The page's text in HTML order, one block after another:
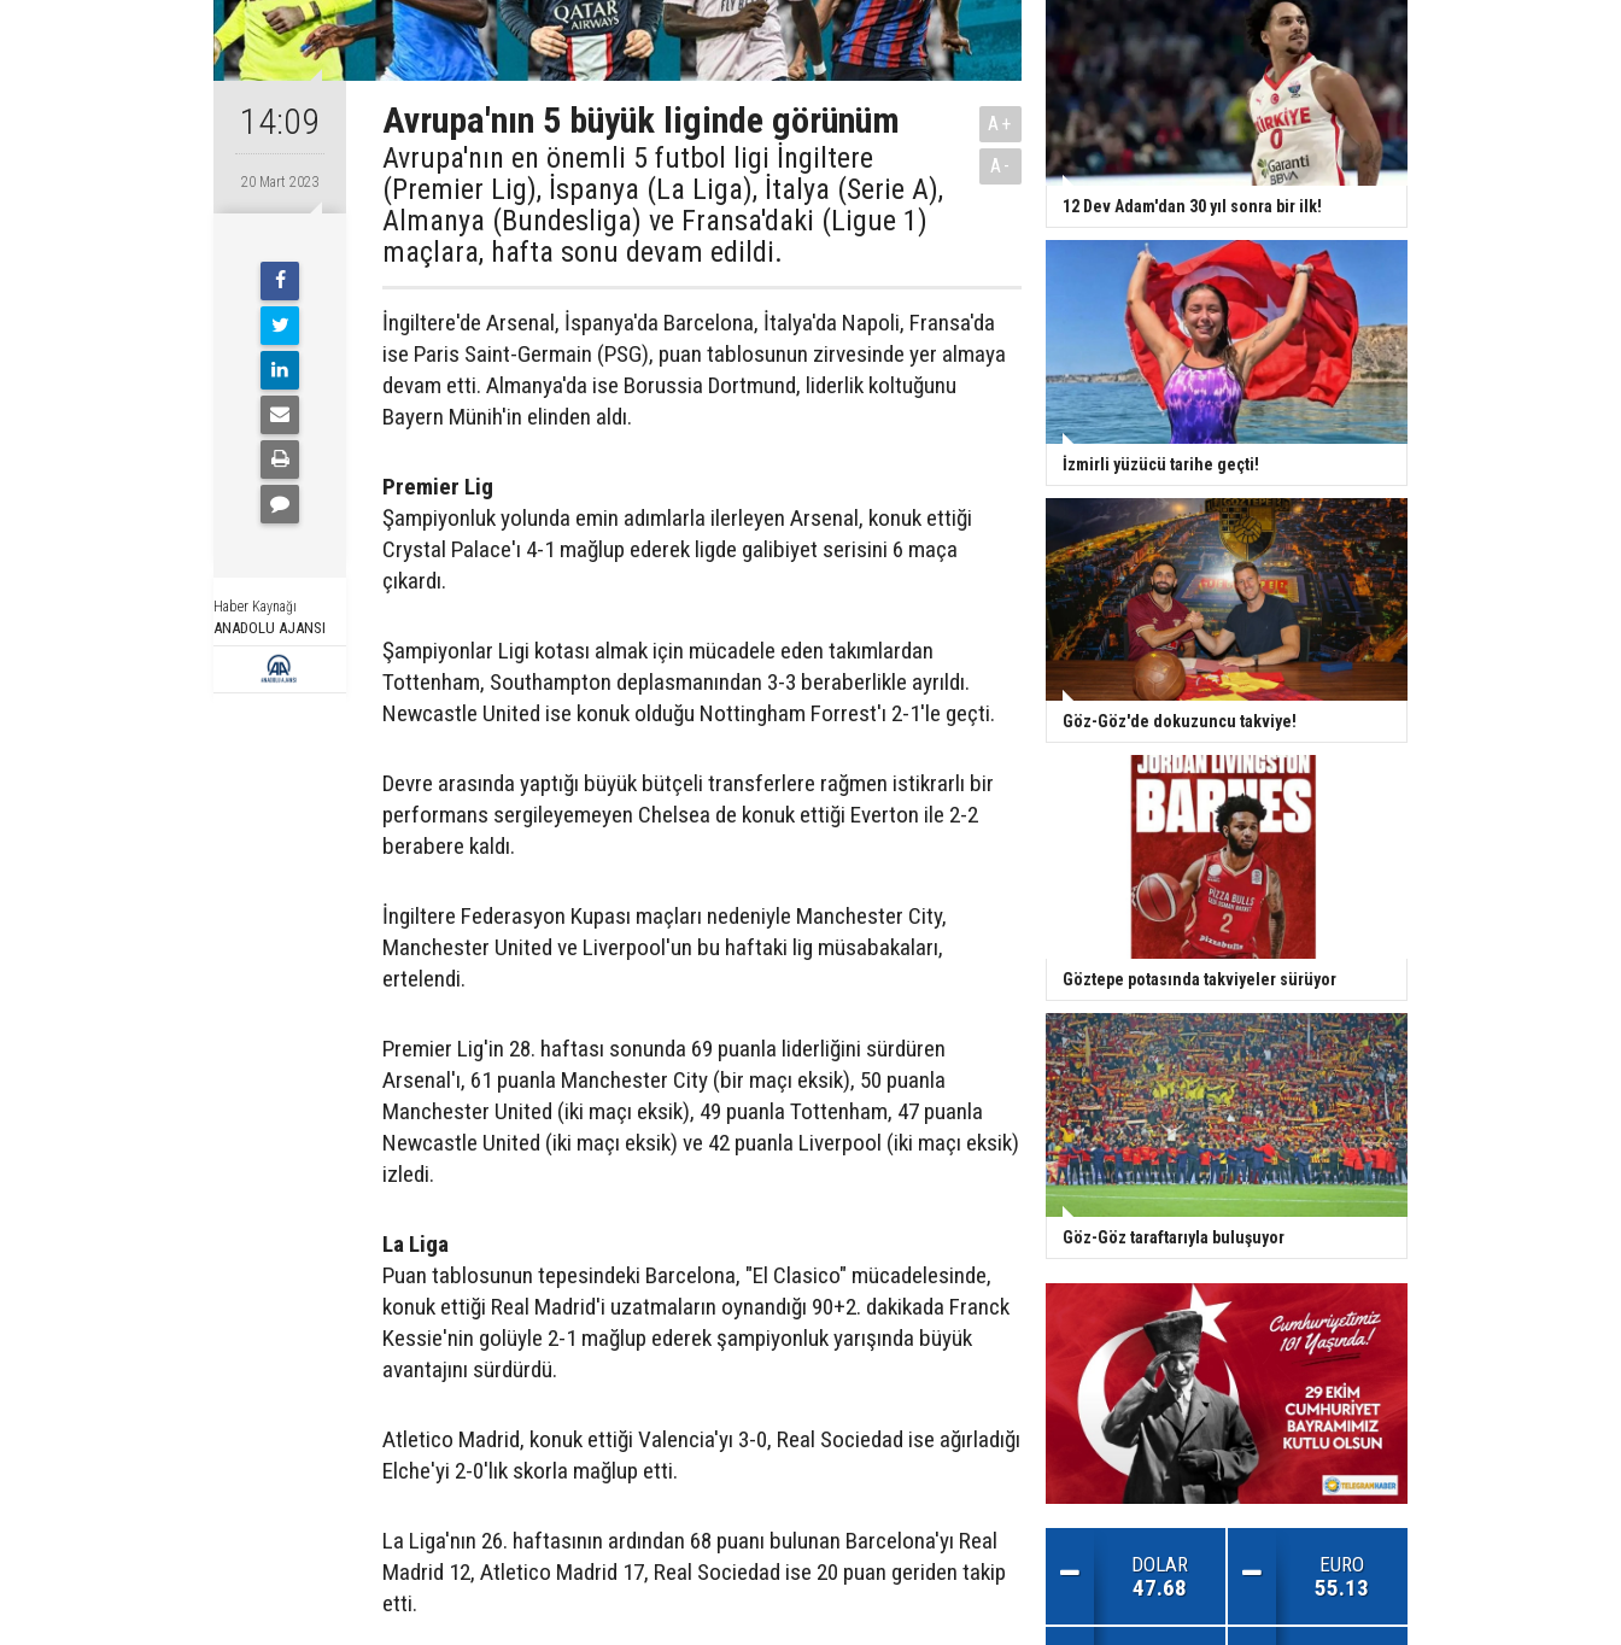
14:09
20 Mart 2023
Haber Kaynağı
ANADOLU AJANSI
Avrupa'nın 5 büyük liginde görünüm
Avrupa'nın en önemli 5 futbol ligi İngiltere
(Premier Lig), İspanya (La Liga), İtalya (Serie A),
Almanya (Bundesliga) ve Fransa'daki (Ligue 1)
maçlara, hafta sonu devam edildi.
A+
A-
İngiltere'de Arsenal, İspanya'da Barcelona, İtalya'da Napoli, Fransa'da
ise Paris Saint-Germain (PSG), puan tablosunun zirvesinde yer almaya
devam etti. Almanya'da ise Borussia Dortmund, liderlik koltuğunu
Bayern Münih'in elinden aldı.
Premier Lig
Şampiyonluk yolunda emin adımlarla ilerleyen Arsenal, konuk ettiği
Crystal Palace'ı 4-1 mağlup ederek ligde galibiyet serisini 6 maça
çıkardı.
Şampiyonlar Ligi kotası almak için mücadele eden takımlardan
Tottenham, Southampton deplasmanından 3-3 beraberlikle ayrıldı.
Newcastle United ise konuk olduğu Nottingham Forrest'ı 2-1'le geçti.
Devre arasında yaptığı büyük bütçeli transferlere rağmen istikrarlı bir
performans sergileyemeyen Chelsea de konuk ettiği Everton ile 2-2
berabere kaldı.
İngiltere Federasyon Kupası maçları nedeniyle Manchester City,
Manchester United ve Liverpool'un bu haftaki lig müsabakaları,
ertelendi.
Premier Lig'in 28. haftası sonunda 69 puanla liderliğini sürdüren
Arsenal'ı, 61 puanla Manchester City (bir maçı eksik), 50 puanla
Manchester United (iki maçı eksik), 49 puanla Tottenham, 47 puanla
Newcastle United (iki maçı eksik) ve 42 puanla Liverpool (iki maçı eksik)
izledi.
La Liga
Puan tablosunun tepesindeki Barcelona, "El Clasico" mücadelesinde,
konuk ettiği Real Madrid'i uzatmaların oynandığı 90+2. dakikada Franck
Kessie'nin golüyle 2-1 mağlup ederek şampiyonluk yarışında büyük
avantajını sürdürdü.
Atletico Madrid, konuk ettiği Valencia'yı 3-0, Real Sociedad ise ağırladığı
Elche'yi 2-0'lık skorla mağlup etti.
La Liga'nın 26. haftasının ardından 68 puanı bulunan Barcelona'yı Real
Madrid 12, Atletico Madrid 17, Real Sociedad ise 20 puan geriden takip
etti.
12 Dev Adam'dan 30 yıl sonra bir ilk!
İzmirli yüzücü tarihe geçti!
Göz-Göz'de dokuzuncu takviye!
Göztepe potasında takviyeler sürüyor
Göz-Göz taraftarıyla buluşuyor
DOLAR
47.68
EURO
55.13